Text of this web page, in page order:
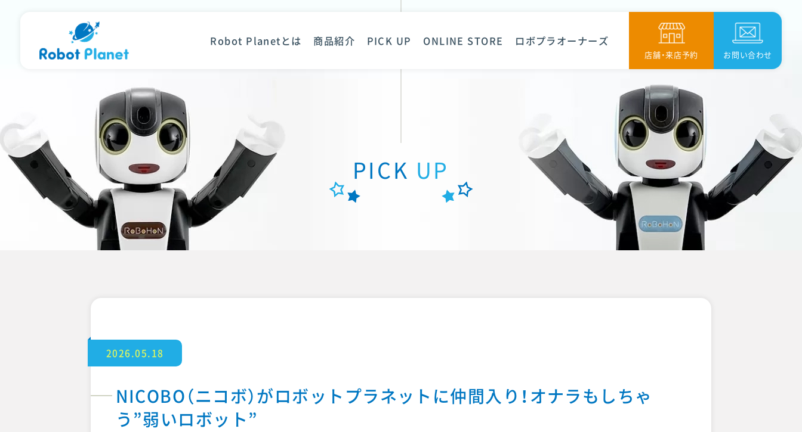
Robot Planetとは 商品紹介 PICK UP ONLINE STORE ロボプラオーナーズ
店舗・来店予約 お問い合わせ
PICK UP
2026.05.18
NICOBO（ニコボ）がロボットプラネットに仲間入り！オナラもしちゃ
う”弱いロボット”